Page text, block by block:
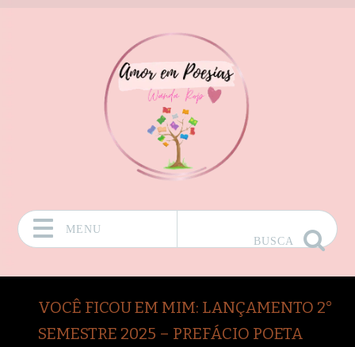
MENU
BUSCA
VOCÊ FICOU EM MIM: LANÇAMENTO 2°
SEMESTRE 2025 – PREFÁCIO POETA